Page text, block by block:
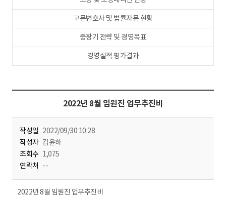
고문변호사 및 법률자문 현황
중장기 전략 및 경영목표
경영실적 평가결과
2022년 8월 임원진 업무추진비
작성일 2022/09/30 10:28
작성자 김윤하
조회수 1,075
연락처 --
2022년 8월 임원진 업무추진비